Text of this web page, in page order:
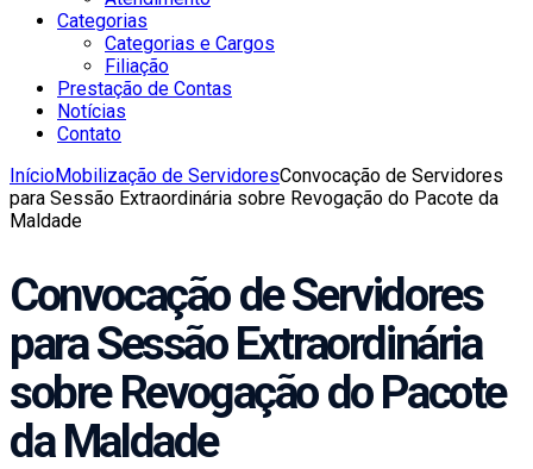
Categorias
Categorias e Cargos
Filiação
Prestação de Contas
Notícias
Contato
InícioMobilização de ServidoresConvocação de Servidores
para Sessão Extraordinária sobre Revogação do Pacote da
Maldade
Convocação de Servidores
para Sessão Extraordinária
sobre Revogação do Pacote
da Maldade